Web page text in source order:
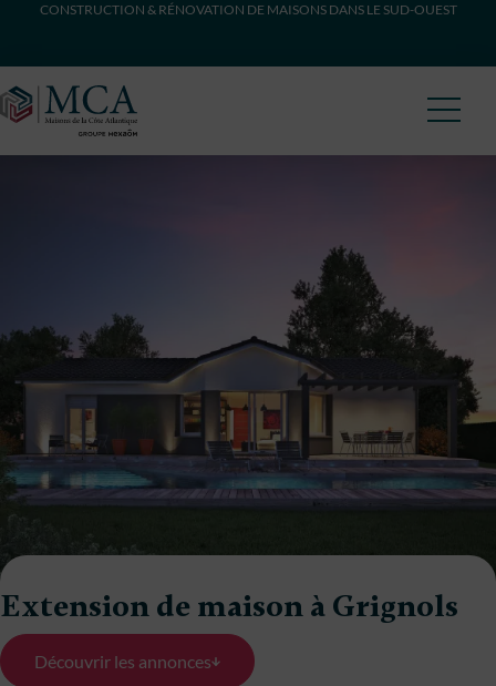
CONSTRUCTION & RÉNOVATION DE MAISONS DANS LE SUD-OUEST
Extension de maison à Grignols
Découvrir les annonces